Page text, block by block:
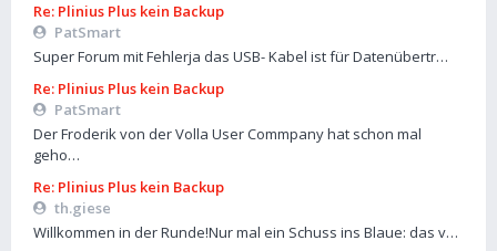
Re: Plinius Plus kein Backup
PatSmart
Super Forum mit Fehlerja das USB- Kabel ist für Datenübertr…
Re: Plinius Plus kein Backup
PatSmart
Der Froderik von der Volla User Commpany hat schon mal
geho…
Re: Plinius Plus kein Backup
th.giese
Willkommen in der Runde!Nur mal ein Schuss ins Blaue: das v…